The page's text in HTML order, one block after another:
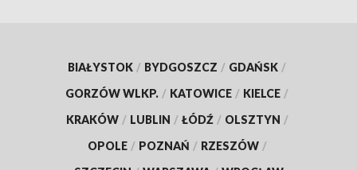
BIAŁYSTOK / BYDGOSZCZ / GDAŃSK /
GORZÓW WLKP. / KATOWICE / KIELCE /
KRAKÓW / LUBLIN / ŁÓDŹ / OLSZTYN /
OPOLE / POZNAŃ / RZESZÓW /